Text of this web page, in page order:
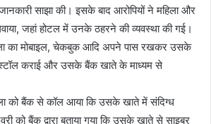
साझा की। इसके बाद आरोपियों ने महिला और
जहां होटल में उनके ठहरने की व्यवस्था की गई।
का मोबाइल, चेकबुक आदि अपने पास रखकर उसके
कराई और उसके बैंक खाते के माध्यम से
को बैंक से कॉल आया कि उसके खाते में संदिग्ध
को बैंक द्वारा बताया गया कि उसके खाते से साइबर